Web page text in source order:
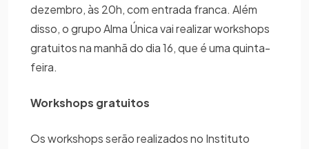
dezembro, às 20h, com entrada franca. Além
disso, o grupo Alma Única vai realizar workshops
gratuitos na manhã do dia 16, que é uma quinta-
feira.
Workshops gratuitos
Os workshops serão realizados no Instituto